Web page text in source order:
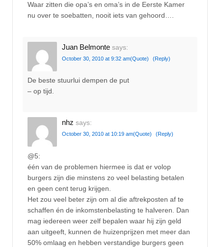
Waar zitten die opa’s en oma’s in de Eerste Kamer
nu over te soebatten, nooit iets van gehoord….
Juan Belmonte says:
October 30, 2010 at 9:32 am(Quote) (Reply)
De beste stuurlui dempen de put
– op tijd.
nhz says:
October 30, 2010 at 10:19 am(Quote) (Reply)
@5:
één van de problemen hiermee is dat er volop
burgers zijn die minstens zo veel belasting betalen
en geen cent terug krijgen.
Het zou veel beter zijn om al die aftrekposten af te
schaffen én de inkomstenbelasting te halveren. Dan
mag iedereen weer zelf bepalen waar hij zijn geld
aan uitgeeft, kunnen de huizenprijzen met meer dan
50% omlaag en hebben verstandige burgers geen